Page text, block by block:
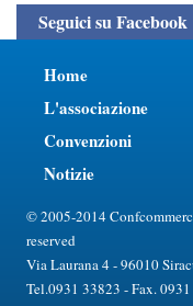
Seguici su Facebook
Home
L'associazione
Convenzioni
Notizie
© 2005-2014
reserved
Via Laurana 4 - 96010
Tel.0931 33823 - Fax.